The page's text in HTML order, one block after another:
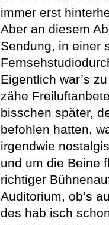
immer erst
Aber an diesem
Sendung, in einer
Eigentlich war’s
zähe
bisschen später,
befohlen hatten,
irgendwie
und um die Beine
richtiger
Auditorium, ob’s
des hab isch